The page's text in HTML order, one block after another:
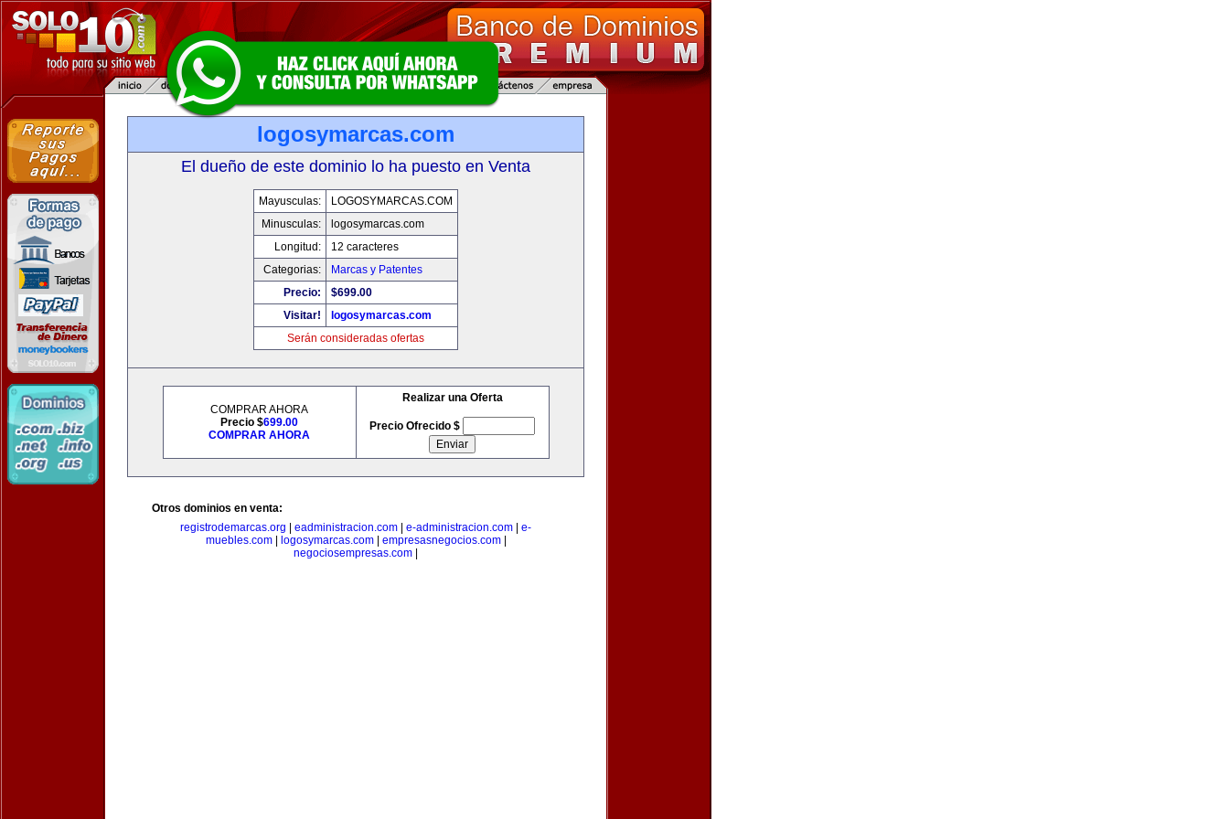
logosymarcas.com
El dueño de este dominio lo ha puesto en Venta
Mayusculas:
LOGOSYMARCAS.COM
Minusculas:
logosymarcas.com
Longitud:
12 caracteres
Categorias:
Marcas y Patentes
Precio:
$699.00
Visitar!
logosymarcas.com
Serán consideradas ofertas
COMPRAR AHORA
Precio $699.00
COMPRAR AHORA
Realizar una Oferta
Precio Ofrecido $
Otros dominios en venta:
registrodemarcas.org
eadministracion.com e-administracion.com
e-
muebles.com| logosymarcas.com| empresasnegocios.com|
negociosempresas.com